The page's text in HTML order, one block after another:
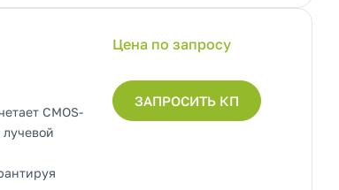
Цена по запросу
ЗАПРОСИТЬ КП
CMOS-